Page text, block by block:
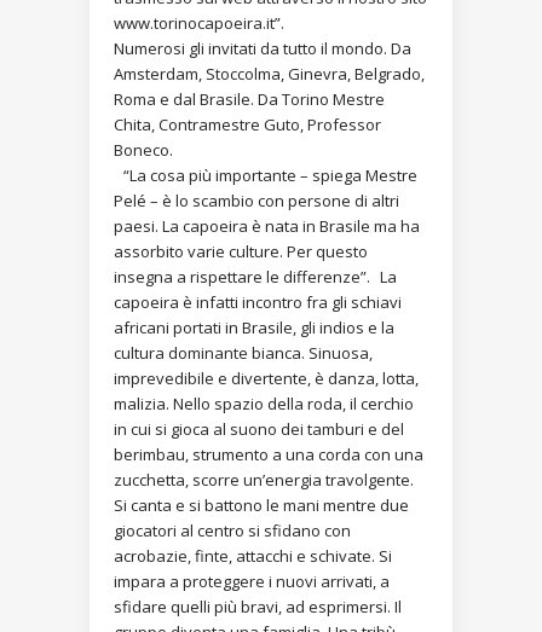
www.torinocapoeira.it”.
Numerosi gli invitati da tutto il mondo. Da
Amsterdam, Stoccolma, Ginevra, Belgrado,
Roma e dal Brasile. Da Torino Mestre
Chita, Contramestre Guto, Professor
Boneco.
“La cosa più importante – spiega Mestre
Pelé – è lo scambio con persone di altri
paesi. La capoeira è nata in Brasile ma ha
assorbito varie culture. Per questo
insegna a rispettare le differenze”. La
capoeira è infatti incontro fra gli schiavi
africani portati in Brasile, gli indios e la
cultura dominante bianca. Sinuosa,
imprevedibile e divertente, è danza, lotta,
malizia. Nello spazio della roda, il cerchio
in cui si gioca al suono dei tamburi e del
berimbau, strumento a una corda con una
zucchetta, scorre un’energia travolgente.
Si canta e si battono le mani mentre due
giocatori al centro si sfidano con
acrobazie, finte, attacchi e schivate. Si
impara a proteggere i nuovi arrivati, a
sfidare quelli più bravi, ad esprimersi. Il